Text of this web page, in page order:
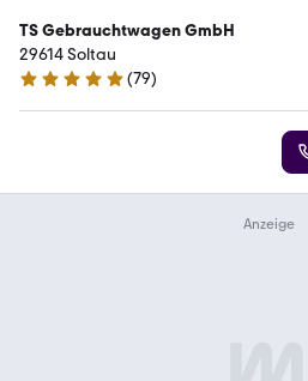
TS Gebrauchtwagen GmbH
29614 Soltau
4.9 Sterne
(79)